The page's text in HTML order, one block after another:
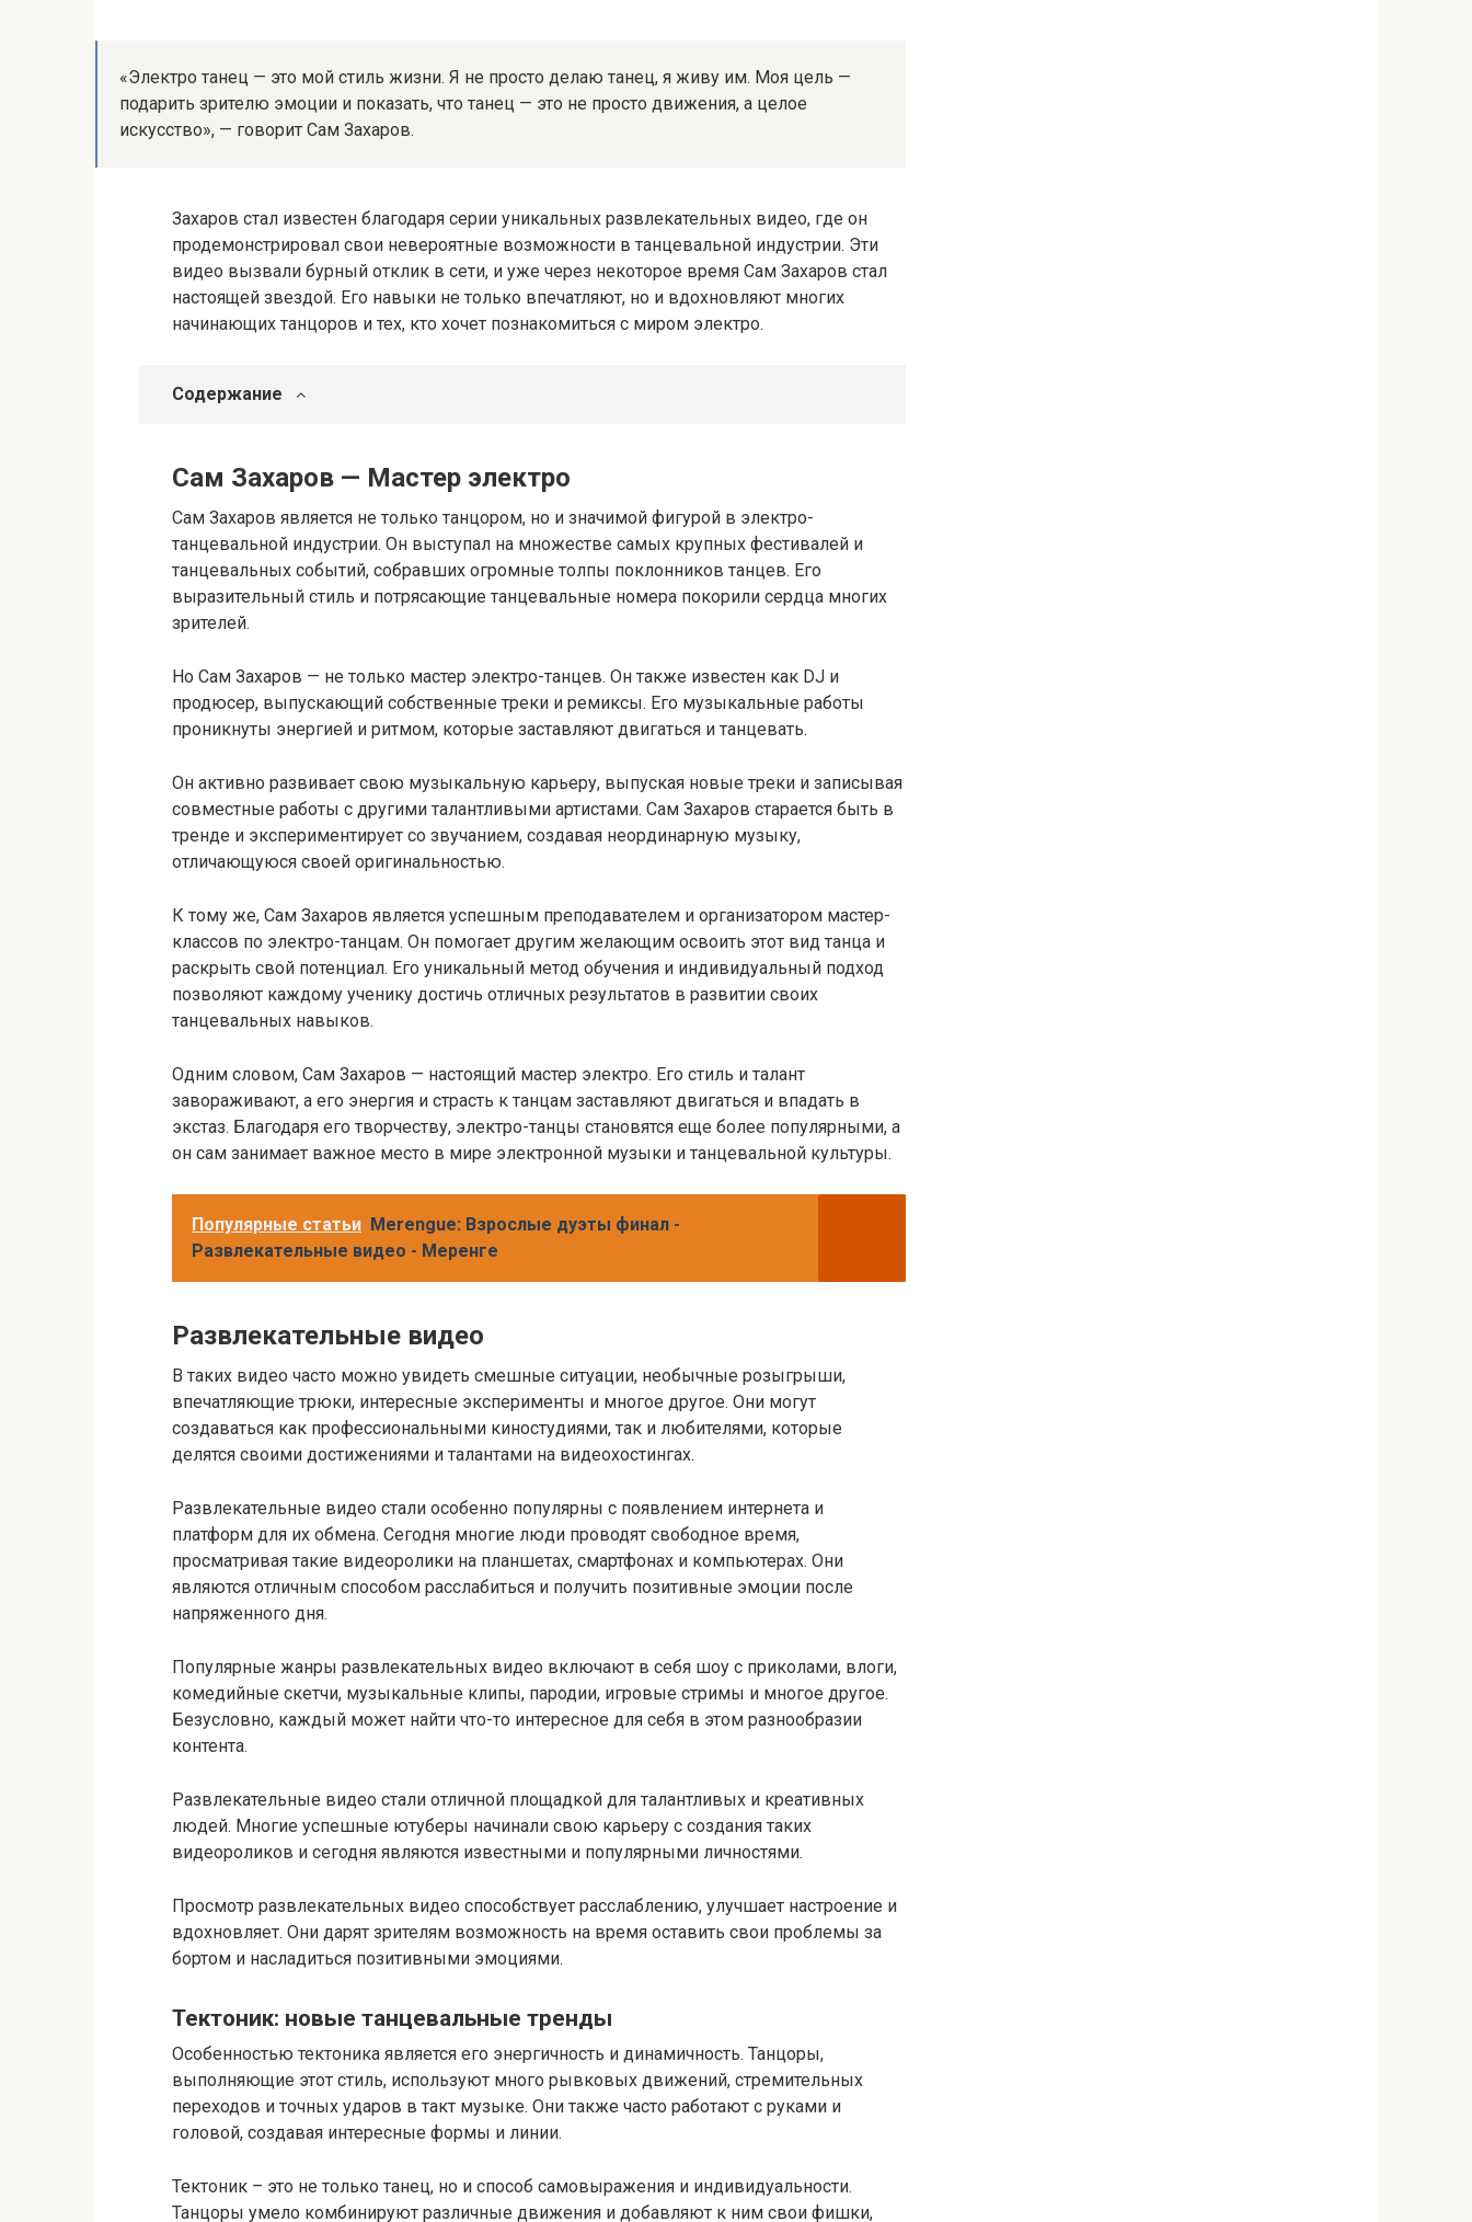
«Электро танец — это мой стиль жизни. Я не просто делаю танец, я живу им. Моя цель —
подарить зрителю эмоции и показать, что танец — это не просто движения, а целое
искусство», — говорит Сам Захаров.
Захаров стал известен благодаря серии уникальных развлекательных видео, где он
продемонстрировал свои невероятные возможности в танцевальной индустрии. Эти
видео вызвали бурный отклик в сети, и уже через некоторое время Сам Захаров стал
настоящей звездой. Его навыки не только впечатляют, но и вдохновляют многих
начинающих танцоров и тех, кто хочет познакомиться с миром электро.
Содержание
Сам Захаров — Мастер электро
Сам Захаров является не только танцором, но и значимой фигурой в электро-
танцевальной индустрии. Он выступал на множестве самых крупных фестивалей и
танцевальных событий, собравших огромные толпы поклонников танцев. Его
выразительный стиль и потрясающие танцевальные номера покорили сердца многих
зрителей.
Но Сам Захаров — не только мастер электро-танцев. Он также известен как DJ и
продюсер, выпускающий собственные треки и ремиксы. Его музыкальные работы
проникнуты энергией и ритмом, которые заставляют двигаться и танцевать.
Он активно развивает свою музыкальную карьеру, выпуская новые треки и записывая
совместные работы с другими талантливыми артистами. Сам Захаров старается быть в
тренде и экспериментирует со звучанием, создавая неординарную музыку,
отличающуюся своей оригинальностью.
К тому же, Сам Захаров является успешным преподавателем и организатором мастер-
классов по электро-танцам. Он помогает другим желающим освоить этот вид танца и
раскрыть свой потенциал. Его уникальный метод обучения и индивидуальный подход
позволяют каждому ученику достичь отличных результатов в развитии своих
танцевальных навыков.
Одним словом, Сам Захаров — настоящий мастер электро. Его стиль и талант
завораживают, а его энергия и страсть к танцам заставляют двигаться и впадать в
экстаз. Благодаря его творчеству, электро-танцы становятся еще более популярными, а
он сам занимает важное место в мире электронной музыки и танцевальной культуры.
Популярные статьи Merengue: Взрослые дуэты финал -
Развлекательные видео - Меренге
Развлекательные видео
В таких видео часто можно увидеть смешные ситуации, необычные розыгрыши,
впечатляющие трюки, интересные эксперименты и многое другое. Они могут
создаваться как профессиональными киностудиями, так и любителями, которые
делятся своими достижениями и талантами на видеохостингах.
Развлекательные видео стали особенно популярны с появлением интернета и
платформ для их обмена. Сегодня многие люди проводят свободное время,
просматривая такие видеоролики на планшетах, смартфонах и компьютерах. Они
являются отличным способом расслабиться и получить позитивные эмоции после
напряженного дня.
Популярные жанры развлекательных видео включают в себя шоу с приколами, влоги,
комедийные скетчи, музыкальные клипы, пародии, игровые стримы и многое другое.
Безусловно, каждый может найти что-то интересное для себя в этом разнообразии
контента.
Развлекательные видео стали отличной площадкой для талантливых и креативных
людей. Многие успешные ютуберы начинали свою карьеру с создания таких
видеороликов и сегодня являются известными и популярными личностями.
Просмотр развлекательных видео способствует расслаблению, улучшает настроение и
вдохновляет. Они дарят зрителям возможность на время оставить свои проблемы за
бортом и насладиться позитивными эмоциями.
Тектоник: новые танцевальные тренды
Особенностью тектоника является его энергичность и динамичность. Танцоры,
выполняющие этот стиль, используют много рывковых движений, стремительных
переходов и точных ударов в такт музыке. Они также часто работают с руками и
головой, создавая интересные формы и линии.
Тектоник – это не только танец, но и способ самовыражения и индивидуальности.
Танцоры умело комбинируют различные движения и добавляют к ним свои фишки,